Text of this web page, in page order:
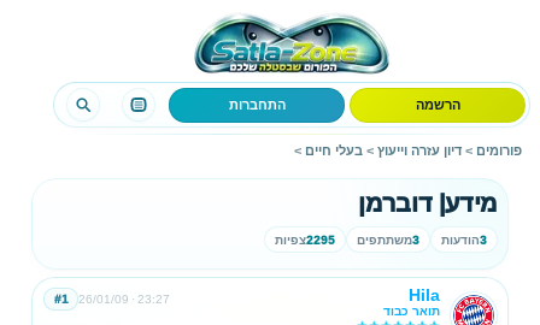
הרשמה התחברות
פורומים > דיון עזרה וייעוץ > בעלי חיים >
מידע| דוברמן
3הודעות 3משתתפים 2295צפיות
Hila
תואר כבוד
26/01/09 23:27
#1